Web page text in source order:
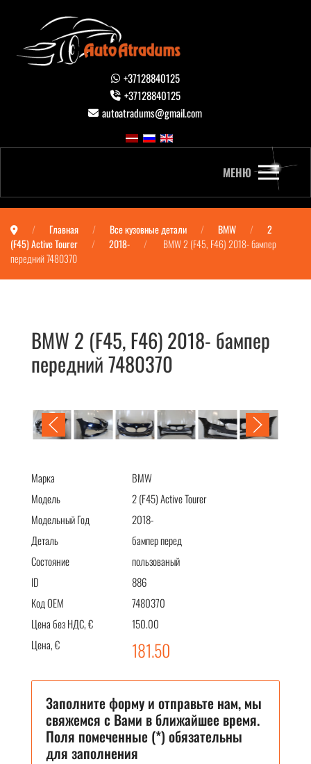
+37128840125
+37128840125
autoatradums@gmail.com
МЕНЮ
Главная Все кузовные детали BMW
2
(F45) Active Tourer
2018-
BMW 2 (F45, F46) 2018- бампер
передний 7480370
BMW 2 (F45, F46) 2018- бампер
передний 7480370
Марка
BMW
Модель
2 (F45) Active Tourer
Модельный Год
2018-
Деталь
бампер перед
Состояние
пользованый
ID
886
Код OEM
7480370
Цена без НДС, €
150.00
Цена, €
181.50
Заполните форму и отправьте нам, мы
свяжемся с Вами в ближайшее время.
Поля помеченные (*) обязательны
для заполнения